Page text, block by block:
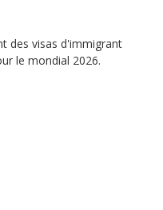
des visas d'immigrant
le mondial 2026.